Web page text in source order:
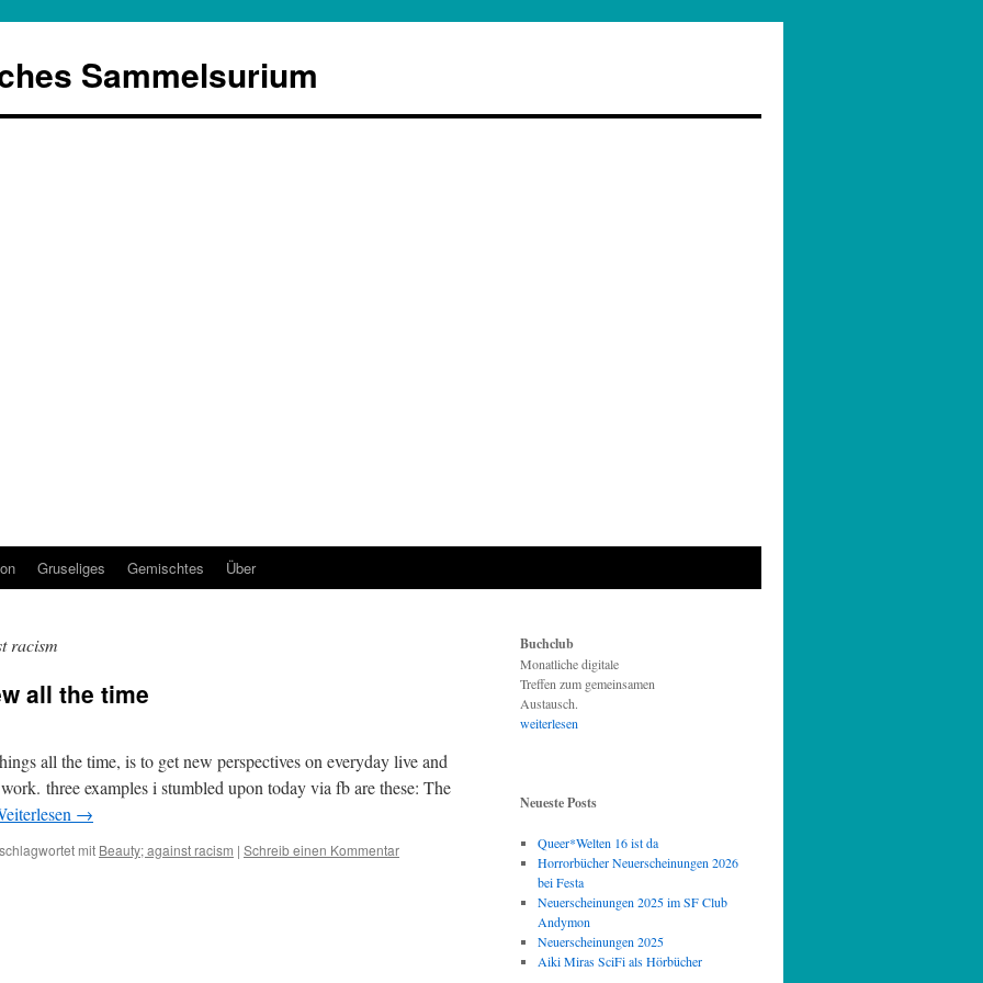
Sammelsurium
Gruseliges Gemischtes Über
racism
all the time
all the time, is to get new perspectives on everyday live and
three examples i stumbled upon today via fb are these: The
→
mit Beauty; against racism | Schreib einen Kommentar
Buchclub
Monatliche digitale
Treffen zum gemeinsamen
Austausch.
weiterlesen
Neueste Posts
Queer*Welten 16 ist da
Horrorbücher Neuerscheinungen 2026
bei Festa
Neuerscheinungen 2025 im SF Club
Andymon
Neuerscheinungen 2025
Aiki Miras SciFi als Hörbücher